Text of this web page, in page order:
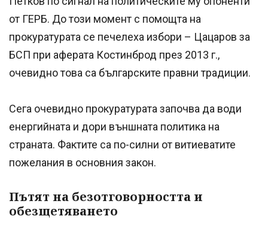
от ГЕРБ. До този момент с помощта на
прокуратурата се печелеха избори – Цацаров за
БСП при аферата Костинброд през 2013 г.,
очевидно това са българските правни традиции.
Сега очевидно прокуратурата започва да води
енергийната и дори външната политика на
страната. Фактите са по-силни от витиеватите
пожелания в основния закон.
Пътят на безотговорността и
обезщетяването